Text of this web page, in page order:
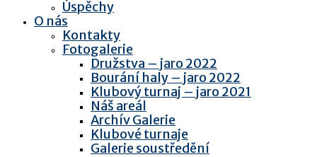
Úspěchy
O nás
Kontakty
Fotogalerie
Družstva – jaro 2022
Bourání haly – jaro 2022
Klubový turnaj – jaro 2021
Náš areál
Archív Galerie
Klubové turnaje
Galerie soustředění